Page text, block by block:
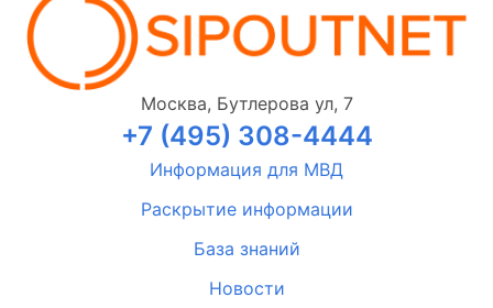
Москва, Бутлерова ул, 7
+7 (495) 308-4444
Информация для МВД
Раскрытие информации
База знаний
Новости